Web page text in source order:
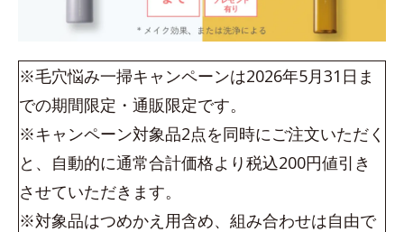
※毛穴悩み一掃キャンペーンは2026年5月31日ま
での期間限定・通販限定です。
※キャンペーン対象品2点を同時にご注文いただく
と、自動的に通常合計価格より税込200円値引き
させていただきます。
※対象品はつめかえ用含め、組み合わせは自由で